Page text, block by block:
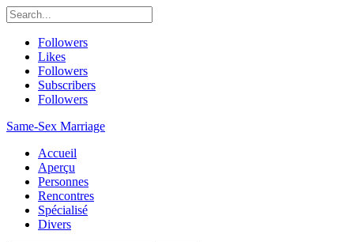
Followers
Likes
Followers
Subscribers
Followers
Same-Sex Marriage
Accueil
Aperçu
Personnes
Rencontres
Spécialisé
Divers